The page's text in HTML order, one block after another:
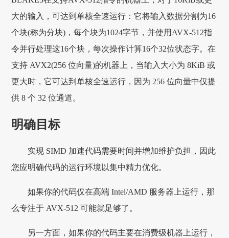
大的输入，可达到单核全速运行：它将输入数据分割为16
个块(称为分块)，每个块为1024字节，并使用AVX-512指
令并行处理这16个块，每次操作计算16个32位状态字。在
支持 AVX2(256 位向量)的机器上，当输入大小为 8KiB 或
更大时，它可达到单核全速运行，因为 256 位向量中仅提
供 8 个 32 位通道。
明确目标
实现 SIMD 加速代码需要时间并增加维护负担，因此
您应明确代码的运行环境以集中精力优化。
如果你的代码仅在高端 Intel/AMD 服务器上运行，那
么专注于 AVX-512 可能就足够了。
另一方面，如果你的代码主要在消费级机器上运行，